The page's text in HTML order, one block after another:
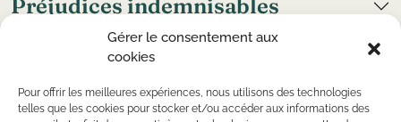
Gérer le consentement aux
cookies
Pour offrir les meilleures expériences, nous utilisons des technologies
telles que les cookies pour stocker et/ou accéder aux informations des
Préjudices indemnisables
Grand handicap
Nous suivre